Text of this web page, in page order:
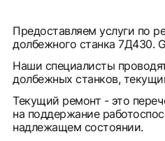
Предоставляем услуги по
долбежного станка 7Д430. G
Наши специалисты
долбежных станков,
Текущий ремонт - это
на поддержание
надлежащем состоянии.